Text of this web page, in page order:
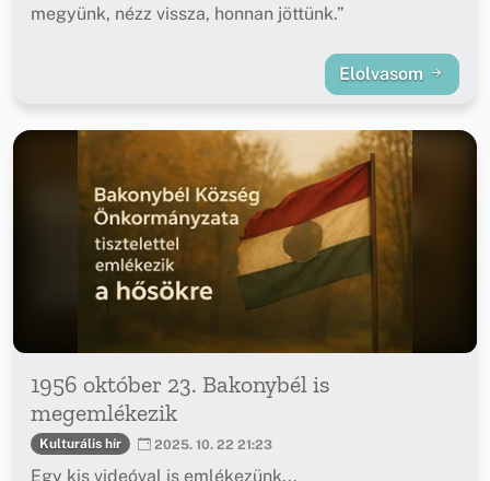
megyünk, nézz vissza, honnan jöttünk.”
Elolvasom
1956 október 23. Bakonybél is
megemlékezik
Kulturális hír 2025. 10. 22 21:23
Egy kis videóval is emlékezünk...